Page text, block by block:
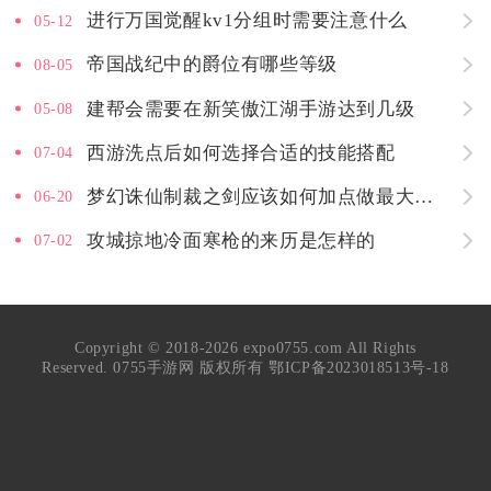
05-12 进行万国觉醒kv1分组时需要注意什么
08-05 帝国战纪中的爵位有哪些等级
05-08 建帮会需要在新笑傲江湖手游达到几级
07-04 西游洗点后如何选择合适的技能搭配
06-20 梦幻诛仙制裁之剑应该如何加点做最大化效果
07-02 攻城掠地冷面寒枪的来历是怎样的
Copyright © 2018-2026 expo0755.com All Rights
Reserved. 0755手游网 版权所有鄂ICP备2023018513号-18